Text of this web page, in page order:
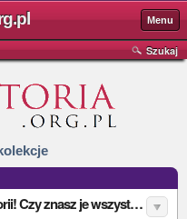
Menu
Szukaj
11 nowych Pomników Historii! Czy znasz je wszystkie?